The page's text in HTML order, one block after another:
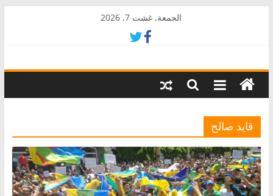
الجمعة, غشت 7, 2026
AkalPress
منبر
المغرب
قايد صالح